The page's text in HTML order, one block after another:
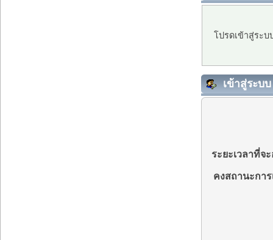
โปรดเข้าสู่ระ
เข้าสู่ระบบ
ระยะเวลาที่จ
คงสถานะกา